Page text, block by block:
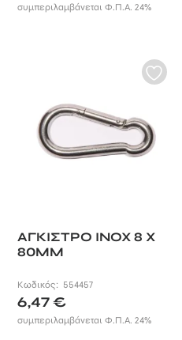
συμπεριλαμβάνεται Φ.Π.Α. 24%
ΑΓΚΙΣΤΡΟ INOX 8 X
80MM
Κωδικός: 554457
6,47€
συμπεριλαμβάνεται Φ.Π.Α. 24%